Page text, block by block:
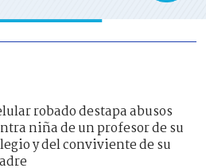
robado destapa abusos
niña de un profesor de su
y del conviviente de su